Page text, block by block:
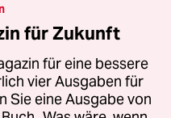
für Zukunft
für eine bessere
vier Ausgaben für
Sie eine Ausgabe von